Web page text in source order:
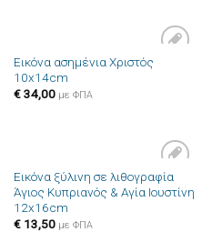
Πρόσθήκη
Εικόνα ασημένια Χριστός
10x14cm
€34,00 με ΦΠΑ
Πρόσθήκη
στην λίστα
Εικόνα ξύλινη σε λιθογραφία
Άγιος Κυπριανός & Αγία Ιουστίνη
12x16cm
€13,50 με ΦΠΑ